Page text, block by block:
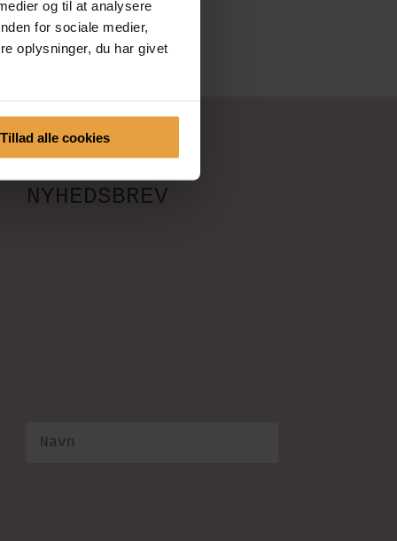
og til at analysere
for sociale medier,
oplysninger, du har givet
Tillad alle cookies
NYHEDSBREV